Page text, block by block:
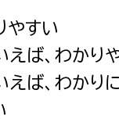
やすい
えば、わかり
えば、わかり